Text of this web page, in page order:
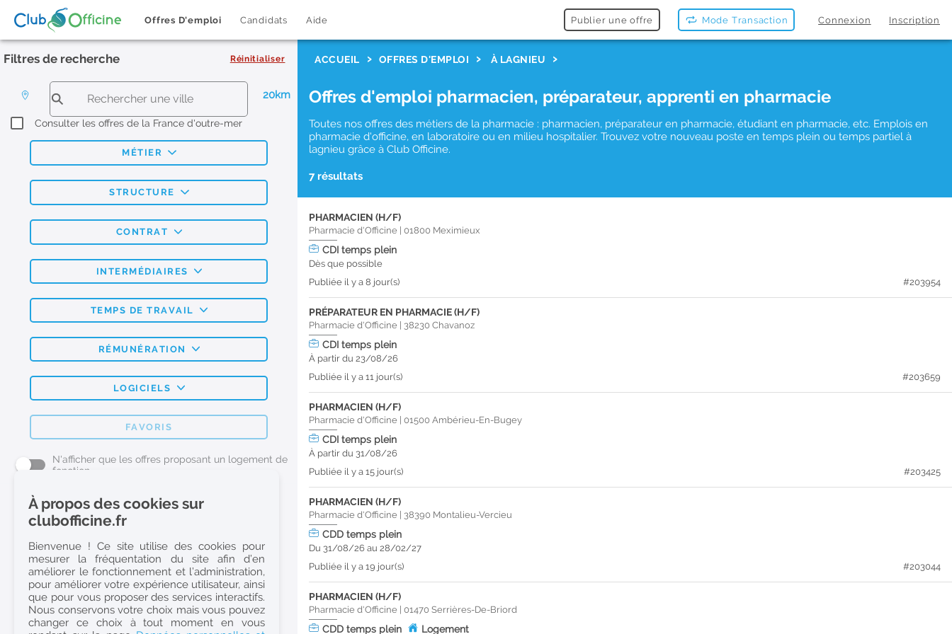
Offres D'emploi Candidats Aide Publier une offre Mode Transaction Connexion Inscription
Filtres de recherche Réinitialiser
20km
Consulter les offres de la France d'outre-mer
MÉTIER
STRUCTURE
CONTRAT
INTERMÉDIAIRES
TEMPS DE TRAVAIL
RÉMUNÉRATION
LOGICIELS
FAVORIS
N'afficher que les offres proposant un logement de
fonction
L'emploi Pharmacie par métier
Pharmacien (H/F)
Préparateur en Pharmacie (H/F)
Etudiant en Pharmacie (H/F)
Etudiant en Pharmacie 6e année validée (H/F)
Conseiller Dermo Cosmetique - Esthéticienne (H/F)
ACCUEIL OFFRES D'EMPLOI À LAGNIEU
Offres d'emploi pharmacien, préparateur, apprenti en pharmacie
Toutes nos offres des métiers de la pharmacie : pharmacien, préparateur en pharmacie, étudiant en pharmacie, etc. Emplois en
pharmacie d'officine, en laboratoire ou en milieu hospitalier. Trouvez votre nouveau poste en temps plein ou temps partiel à
lagnieu grâce à Club Officine.
7 résultats
PHARMACIEN (H/F)
Pharmacie d'Officine |01800 Meximieux
CDItemps plein
Dès que possible
Publiée il y a 8 jour(s)
#203954
PRÉPARATEUR EN PHARMACIE (H/F)
Pharmacie d'Officine 38230Chavanoz
CDItemps plein
À partir du 23/08/26
Publiée il y a 11 jour(s)
#203659
PHARMACIEN (H/F)
Pharmacie d'Officine |01500Ambérieu-En-Bugey
CDItemps plein
À partir du 31/08/26
Publiée il y a 15 jour(s)
#203425
PHARMACIEN (H/F)
Pharmacie d'Officine 38390 Montalieu-Vercieu
CDDtemps plein
Du 31/08/26 au 28/02/27
Publiée il y a 19 jour(s)
#203044
PHARMACIEN (H/F)
Pharmacie d'Officine |01470Serrières-De-Briord
CDDtemps plein Logement
À propos des cookies sur
clubofficine.fr
Bienvenue ! Ce site utilise des cookies pour
mesurer la fréquentation du site afin d’en
améliorer le fonctionnement et l’administration,
pour améliorer votre expérience utilisateur, ainsi
que pour vous proposer des services interactifs.
Nous conservons votre choix mais vous pouvez
changer ce choix à tout moment en vous